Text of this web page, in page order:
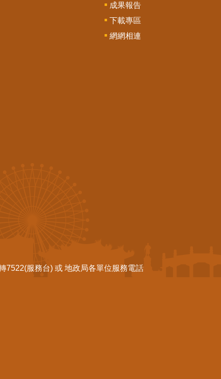
成果報告
下載專區
網網相連
7522(服務台) 或 地政局各單位服務電話